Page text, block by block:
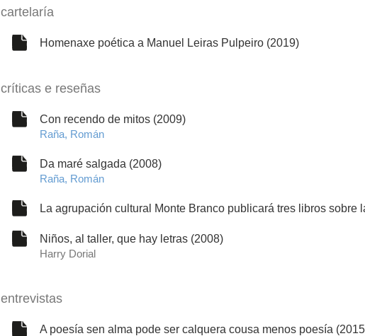
cartelaría
Homenaxe poética a Manuel Leiras Pulpeiro (2019)
críticas e reseñas
Con recendo de mitos (2009)
Raña, Román
Da maré salgada (2008)
Raña, Román
La agrupación cultural Monte Branco publicará tres libros sobre
Niños, al taller, que hay letras (2008)
Harry Dorial
entrevistas
A poesía sen alma pode ser calquera cousa menos poesía